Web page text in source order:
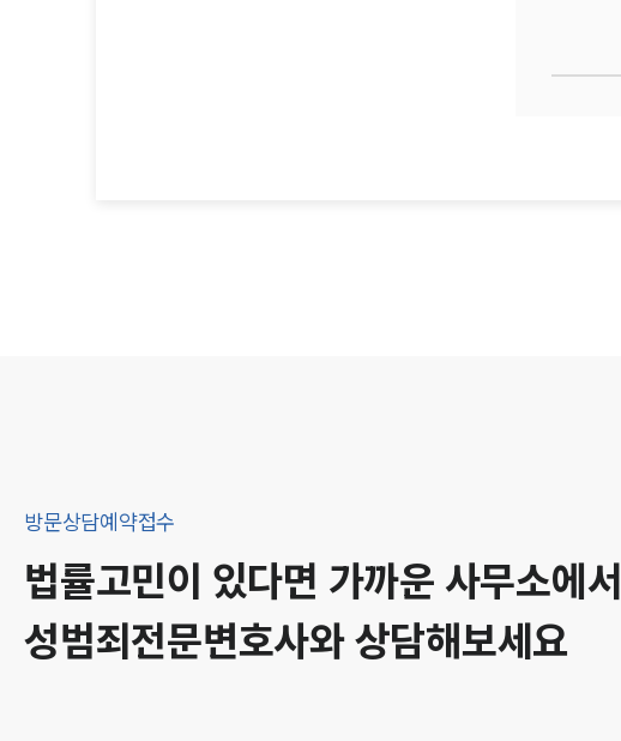
방문상담예약접수
법률고민이 있다면 가까운 사무소에서
성범죄전문변호사와 상담해보세요